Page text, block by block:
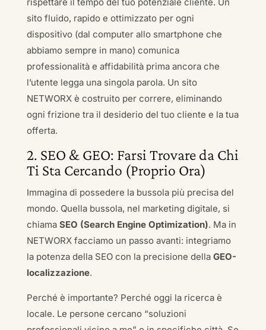
sito fluido, rapido e ottimizzato per ogni
dispositivo (dal computer allo smartphone che
abbiamo sempre in mano) comunica
professionalità e affidabilità prima ancora che
l’utente legga una singola parola. Un sito
NETWORX è costruito per correre, eliminando
ogni frizione tra il desiderio del tuo cliente e la tua
offerta.
2. SEO & GEO: Farsi Trovare da Chi
Ti Sta Cercando (Proprio Ora)
Immagina di possedere la bussola più precisa del
mondo. Quella bussola, nel marketing digitale, si
chiama SEO (Search Engine Optimization). Ma in
NETWORX facciamo un passo avanti: integriamo
la potenza della SEO con la precisione della GEO-
localizzazione.
Perché è importante? Perché oggi la ricerca è
locale. Le persone cercano “soluzioni